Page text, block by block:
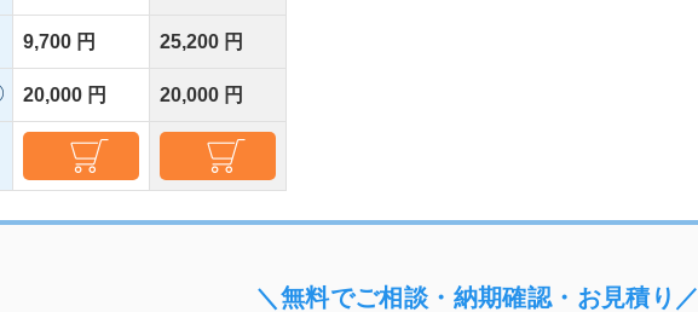
9,700 円 25,200 円
20,000 円 20,000 円
＼無料でご相談・納期確認・お見積り／